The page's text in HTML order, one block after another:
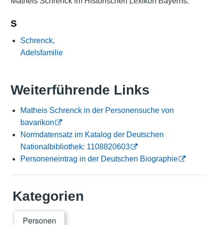
S
Schrenck,
Adelsfamilie
Weiterführende Links
Matheis Schrenck in der Personensuche von
bavarikon
Normdatensatz im Katalog der Deutschen
Nationalbibliothek: 1108820603
Personeneintrag in der Deutschen Biographie
Kategorien
Personen